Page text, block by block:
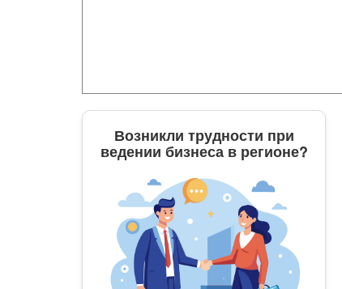
Возникли трудности при
ведении бизнеса в регионе?